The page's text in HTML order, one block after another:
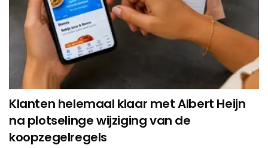
Klanten helemaal klaar met Albert Heijn
na plotselinge wijziging van de
koopzegelregels